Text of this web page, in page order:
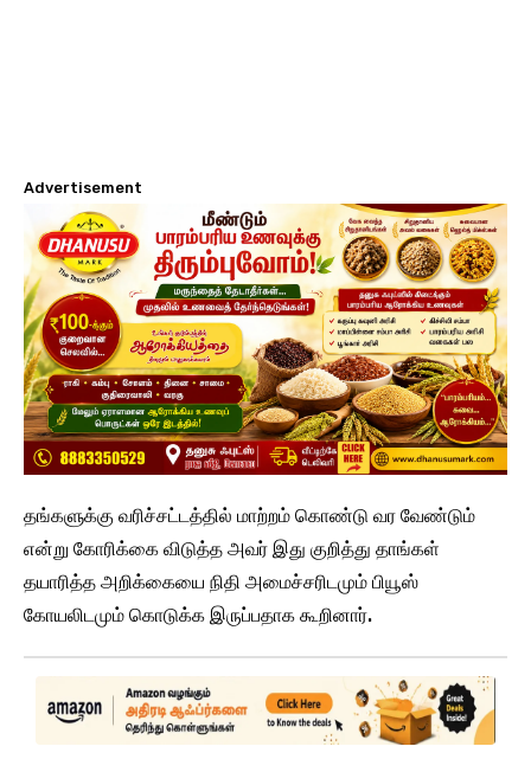
Advertisement
தங்களுக்கு வரிச்சட்டத்தில் மாற்றம் கொண்டு வர வேண்டும்
என்று கோரிக்கை விடுத்த அவர் இது குறித்து தாங்கள்
தயாரித்த அறிக்கையை நிதி அமைச்சரிடமும் பியூஸ்
கோயலிடமும் கொடுக்க இருப்பதாக கூறினார்.